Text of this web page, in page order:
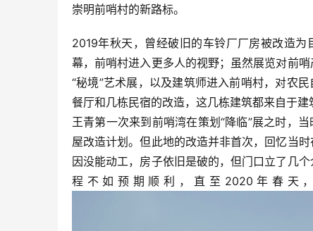
崇明前哨村的新路标。
2019年秋天，曾经破旧的车铃厂厂房被改造为
幕，前哨村进入更多人的视野；虽然展览对前
“秘境”艺术展，以及建筑师进入前哨村，对农
餐厅和几栋民宿的改造，这几栋建筑都来自于建
王青第一次来到前哨湾在策划“降临”展之时，
屋改造计划。但此地的改造并非首次，回忆当
因没能动工，房子依旧是破的，但门口立了几
程不如预期顺利，直至2020年春天